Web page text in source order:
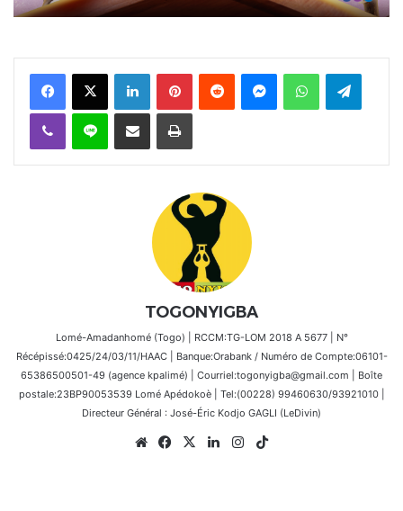
FacebookX Linkedin PinterestReddit MessengerWhatsAppTelegram
Viber Ligne Partager par email Imprimer
TOGONYIGBA
Lomé-Amadanhomé (Togo) | RCCM:TG-LOM 2018 A 5677 | N°
Récépissé:0425/24/03/11/HAAC | Banque:Orabank / Numéro de Compte:06101-
65386500501-49 (agence kpalimé) | Courriel:togonyigba@gmail.com | Boîte
postale:23BP90053539 Lomé Apédokoè | Tel:(00228) 99460630/93921010 |
Directeur Général : José-Éric Kodjo GAGLI (LeDivin)
WebsiteFacebook
X LinkedinInstagram